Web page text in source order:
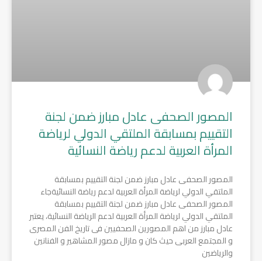
المصور الصحفى عادل مبارز ضمن لجنة
التقييم بمسابقة الملتقي الدولي لرياضة
المرأة العربية لدعم رياضة النسائية
المصور الصحفى عادل مبارز ضمن لجنة التقييم بمسابقة
الملتقي الدولي لرياضة المرأة العربية لدعم رياضة النسائيةجاء
المصور الصحفى عادل مبارز ضمن لجنة التقييم بمسابقة
الملتقي الدولي لرياضة المرأة العربية لدعم الرياضة النسائية، يعتبر
عادل مبارز من اهم المصورين الصحفيين فى تاريخ الفن المصرى
و المجتمع العربى حيث كان و مازال مصور المشاهير و الفنانين
والرياضين